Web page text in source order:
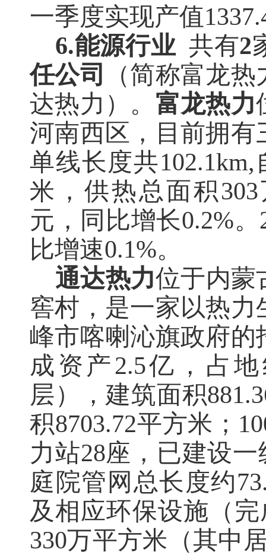
一季度实现产值
6.能源行业 共有2
任公司
（简称富龙
达热力）。 富龙热力
河南西区，目前拥
单线长度共
米，供热总面积
元，同比增长0.2%
比增速0.1%。
通达热力位于内蒙
窖村，是一家以热
峰市喀喇沁旗政府
成资产2.5亿，占
层），建筑面积
积8703.72平方米；
力站28座，已建设
庭院管网总长度约
及相应环保设施（
330万平方米（其中